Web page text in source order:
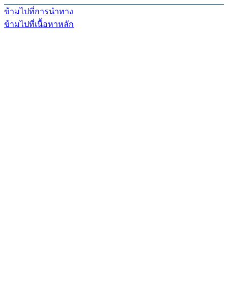
ข้ามไปที่การนำทาง
ข้ามไปที่เนื้อหาหลัก